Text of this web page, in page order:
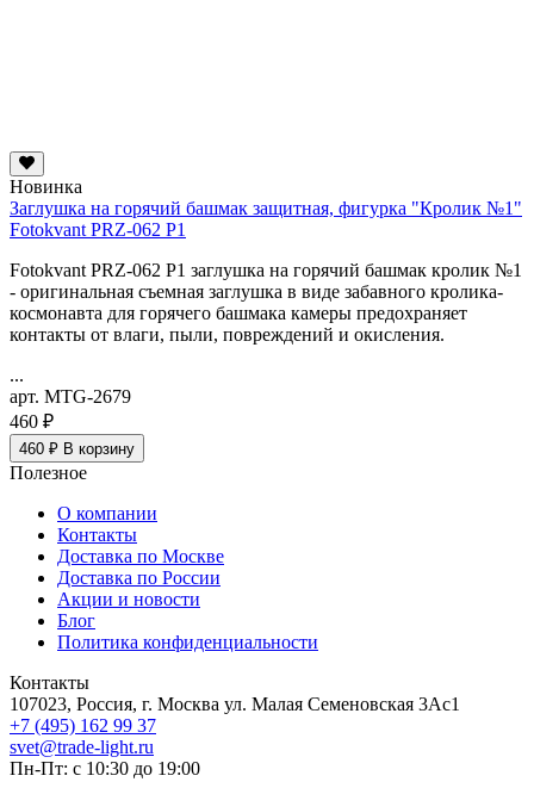
Новинка
Заглушка на горячий башмак защитная, фигурка "Кролик №1"
Fotokvant PRZ-062 P1
Fotokvant PRZ-062 P1 заглушка на горячий башмак кролик №1
- оригинальная съемная заглушка в виде забавного кролика-
космонавта для горячего башмака камеры предохраняет
контакты от влаги, пыли, повреждений и окисления.
...
арт. MTG-2679
460 ₽
460 ₽ В корзину
Полезное
О компании
Контакты
Доставка по Москве
Доставка по России
Акции и новости
Блог
Политика конфиденциальности
Контакты
107023, Россия, г. Москва ул. Малая Семеновская 3Ас1
+7 (495) 162 99 37
svet@trade-light.ru
Пн-Пт: с 10:30 до 19:00